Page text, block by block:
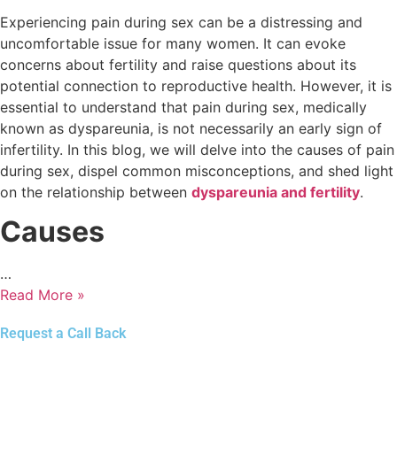
Experiencing pain during sex can be a distressing and
uncomfortable issue for many women. It can evoke
concerns about fertility and raise questions about its
potential connection to reproductive health. However, it is
essential to understand that pain during sex, medically
known as dyspareunia, is not necessarily an early sign of
infertility. In this blog, we will delve into the causes of pain
during sex, dispel common misconceptions, and shed light
on the relationship between dyspareunia and fertility.
Causes
…
Read More »
Request a Call Back